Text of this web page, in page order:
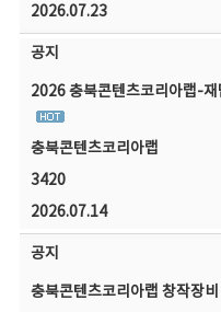
2026.07.23
공지
2026 충북콘텐츠코리아랩-
충북콘텐츠코리아랩
3420
2026.07.14
공지
충북콘텐츠코리아랩 창작장